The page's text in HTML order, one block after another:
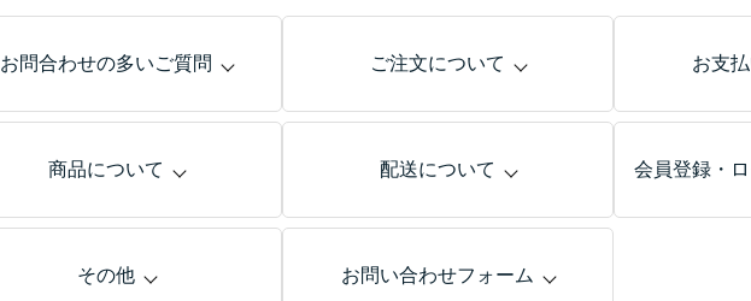
お問合わせの多いご質問 ご注文について お支
商品について 配送について 会員登録・
その他 お問い合わせフォーム